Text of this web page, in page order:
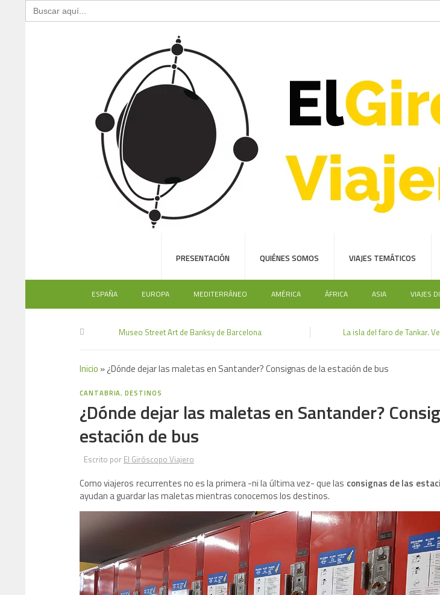
Buscar:
PRESENTACIÓN QUIÉNES SOMOS VIAJES TEMÁTICOS
ESPAÑA EUROPA MEDITERRÁNEO AMÉRICA ÁFRICA ASIA VIAJES
Museo Street Art de Banksy de Barcelona La isla del faro de Tankar.
Inicio »¿Dónde dejar las maletas en Santander? Consignas de la estación de bus
CANTABRIA,DESTINOS
¿Dónde dejar las maletas en Santander?
estación de bus
Escrito por El Giróscopo Viajero
Como viajeros recurrentes no es la primera -ni la última vez- que las consignas de las
ayudan a guardar las maletas mientras conocemos los destinos.